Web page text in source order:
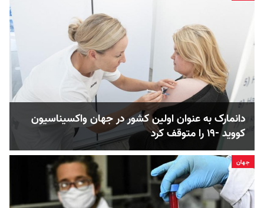
دانمارک به عنوان اولین کشور در جهان واکسیناسیون
کووید -۱۹ را متوقف کرد
جهان